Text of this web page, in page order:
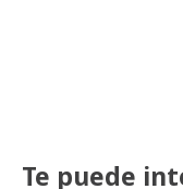
Te puede